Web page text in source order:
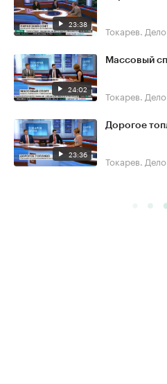
23:38 Токарев. Дело
24:02
Массовый
Токарев. Дело
23:36
Дорогое
Токарев. Дело